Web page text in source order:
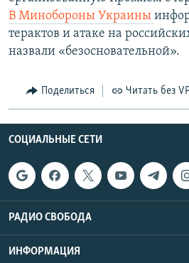
В Минобороны Украины
терактов и атаке на
назвали «безосновательной».
Поделиться Читать без
СОЦИАЛЬНЫЕ СЕТИ
РАДИО СВОБОДА
ИНФОРМАЦИЯ